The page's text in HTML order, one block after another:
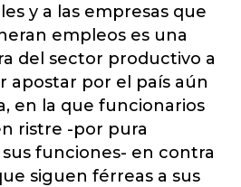
y a las empresas que
empleos es una
del sector productivo a
apostar por el país aún
en la que funcionarios
ristre -por pura
funciones- en contra
siguen férreas a sus